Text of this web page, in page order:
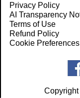
Privacy Policy
AI Transparency
Terms of Use
Refund Policy
Cookie Preferences